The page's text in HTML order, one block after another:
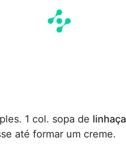
1 col. sopa de linhaça
até formar um creme.